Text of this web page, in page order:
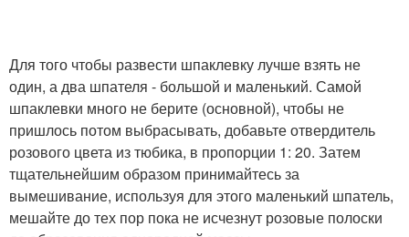
Для того чтобы развести шпаклевку лучше взять не
один, а два шпателя - большой и маленький. Самой
шпаклевки много не берите (основной), чтобы не
пришлось потом выбрасывать, добавьте отвердитель
розового цвета из тюбика, в пропорции 1: 20. Затем
тщательнейшим образом принимайтесь за
вымешивание, используя для этого маленький шпатель,
мешайте до тех пор пока не исчезнут розовые полоски